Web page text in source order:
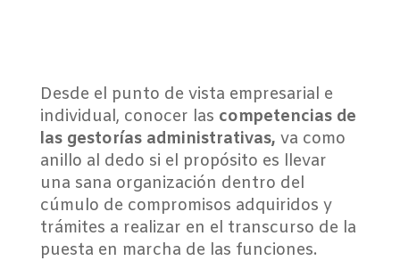
Desde el punto de vista empresarial e
individual, conocer las competencias de
las gestorías administrativas, va como
anillo al dedo si el propósito es llevar
una sana organización dentro del
cúmulo de compromisos adquiridos y
trámites a realizar en el transcurso de la
puesta en marcha de las funciones.